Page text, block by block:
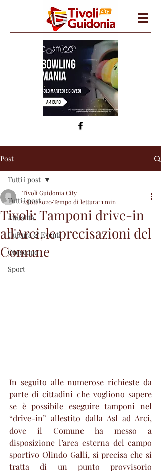
Post
Tutti i post
Attualità
Cultura & Eventi
Oroscopo
Sport
Tutti i post
Tivoli: Tamponi drive-in
all'Arci, le precisazioni del
Comune
Tivoli Guidonia City
28 ott 2020Tempo di lettura: 1 min
In seguito alle numerose richieste da
parte di cittadini che vogliono sapere
se è possibile eseguire tamponi nel
“drive-in” allestito dalla Asl ad Arci,
dove il Comune ha messo a
disposizione l’area esterna del campo
sportivo Olindo Galli, si precisa che si
tratta di un punto provvisorio